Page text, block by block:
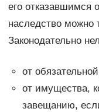
его отказавшимся
наследство можно
Законодательно
от
от имущества,
завещанию,